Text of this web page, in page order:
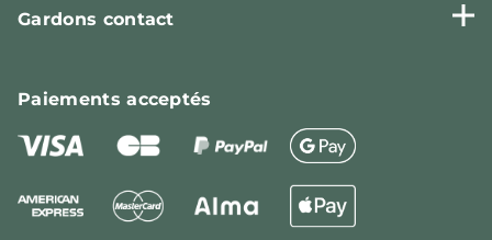
Gardons contact
Paiementsacceptés